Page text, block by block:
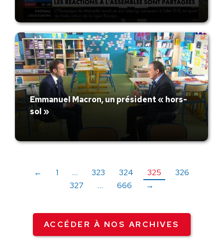
Emmanuel Macron, un président « hors-
sol »
← 1 … 323 324 325
326
327
… 666 →
ACCÉDER À NOS ARCHIVES